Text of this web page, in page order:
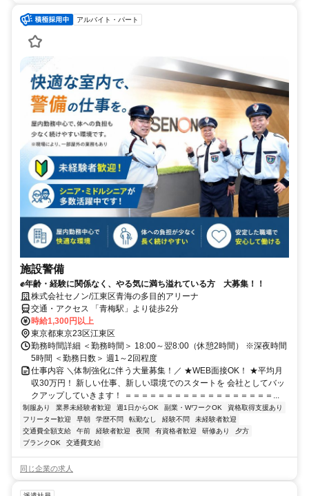
アルバイト・パート
施設警備
✊年齢・経験に関係なく、やる気に満ち溢れている方 大募集！！
株式会社セノン/江東区青海の多目的アリーナ
交通・アクセス 「青梅駅」より徒歩2分
時給1,300円以上
東京都東京23区江東区
勤務時間詳細 ＜勤務時間＞ 18:00～翌8:00（休憩2時間） ※深夜時間
5時間 ＜勤務日数＞ 週1～2回程度
仕事内容 ＼体制強化に伴う大量募集！／ ★WEB面接OK！ ★平均月
収30万円！ 新しい仕事、新しい環境でのスタートを 会社としてバッ
クアップしていきます！ ＝＝＝＝＝＝＝＝＝＝＝＝＝＝＝＝＝＝...
制服あり 業界未経験者歓迎 週1日からOK 副業・WワークOK
資格取得支援あり
フリーター歓迎
早朝 学歴不問 転勤なし 経験不問
未経験者歓迎
交通費全額支給
午前 経験者歓迎 夜間 有資格者歓迎 研修あり
夕方
ブランクOK
交通費支給
同じ企業の求人